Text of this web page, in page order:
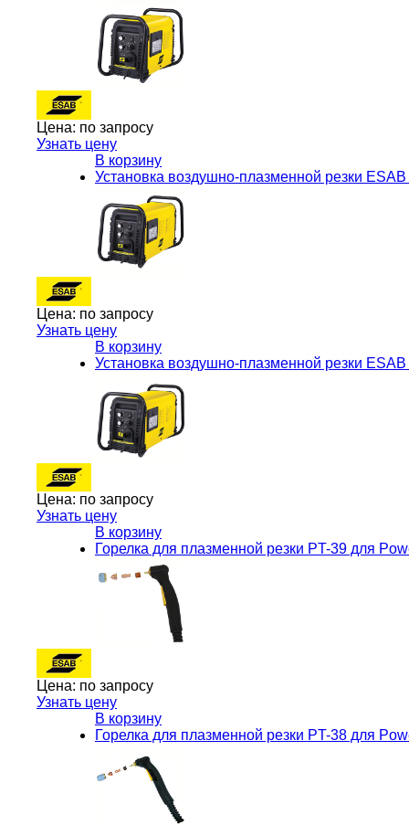
Цена: по запросу
Узнать цену
В корзину
Установка воздушно-плазменной резки
Цена: по запросу
Узнать цену
В корзину
Установка воздушно-плазменной резки
Цена: по запросу
Узнать цену
В корзину
Горелка для плазменной резки PT-39 для
Цена: по запросу
Узнать цену
В корзину
Горелка для плазменной резки PT-38 для